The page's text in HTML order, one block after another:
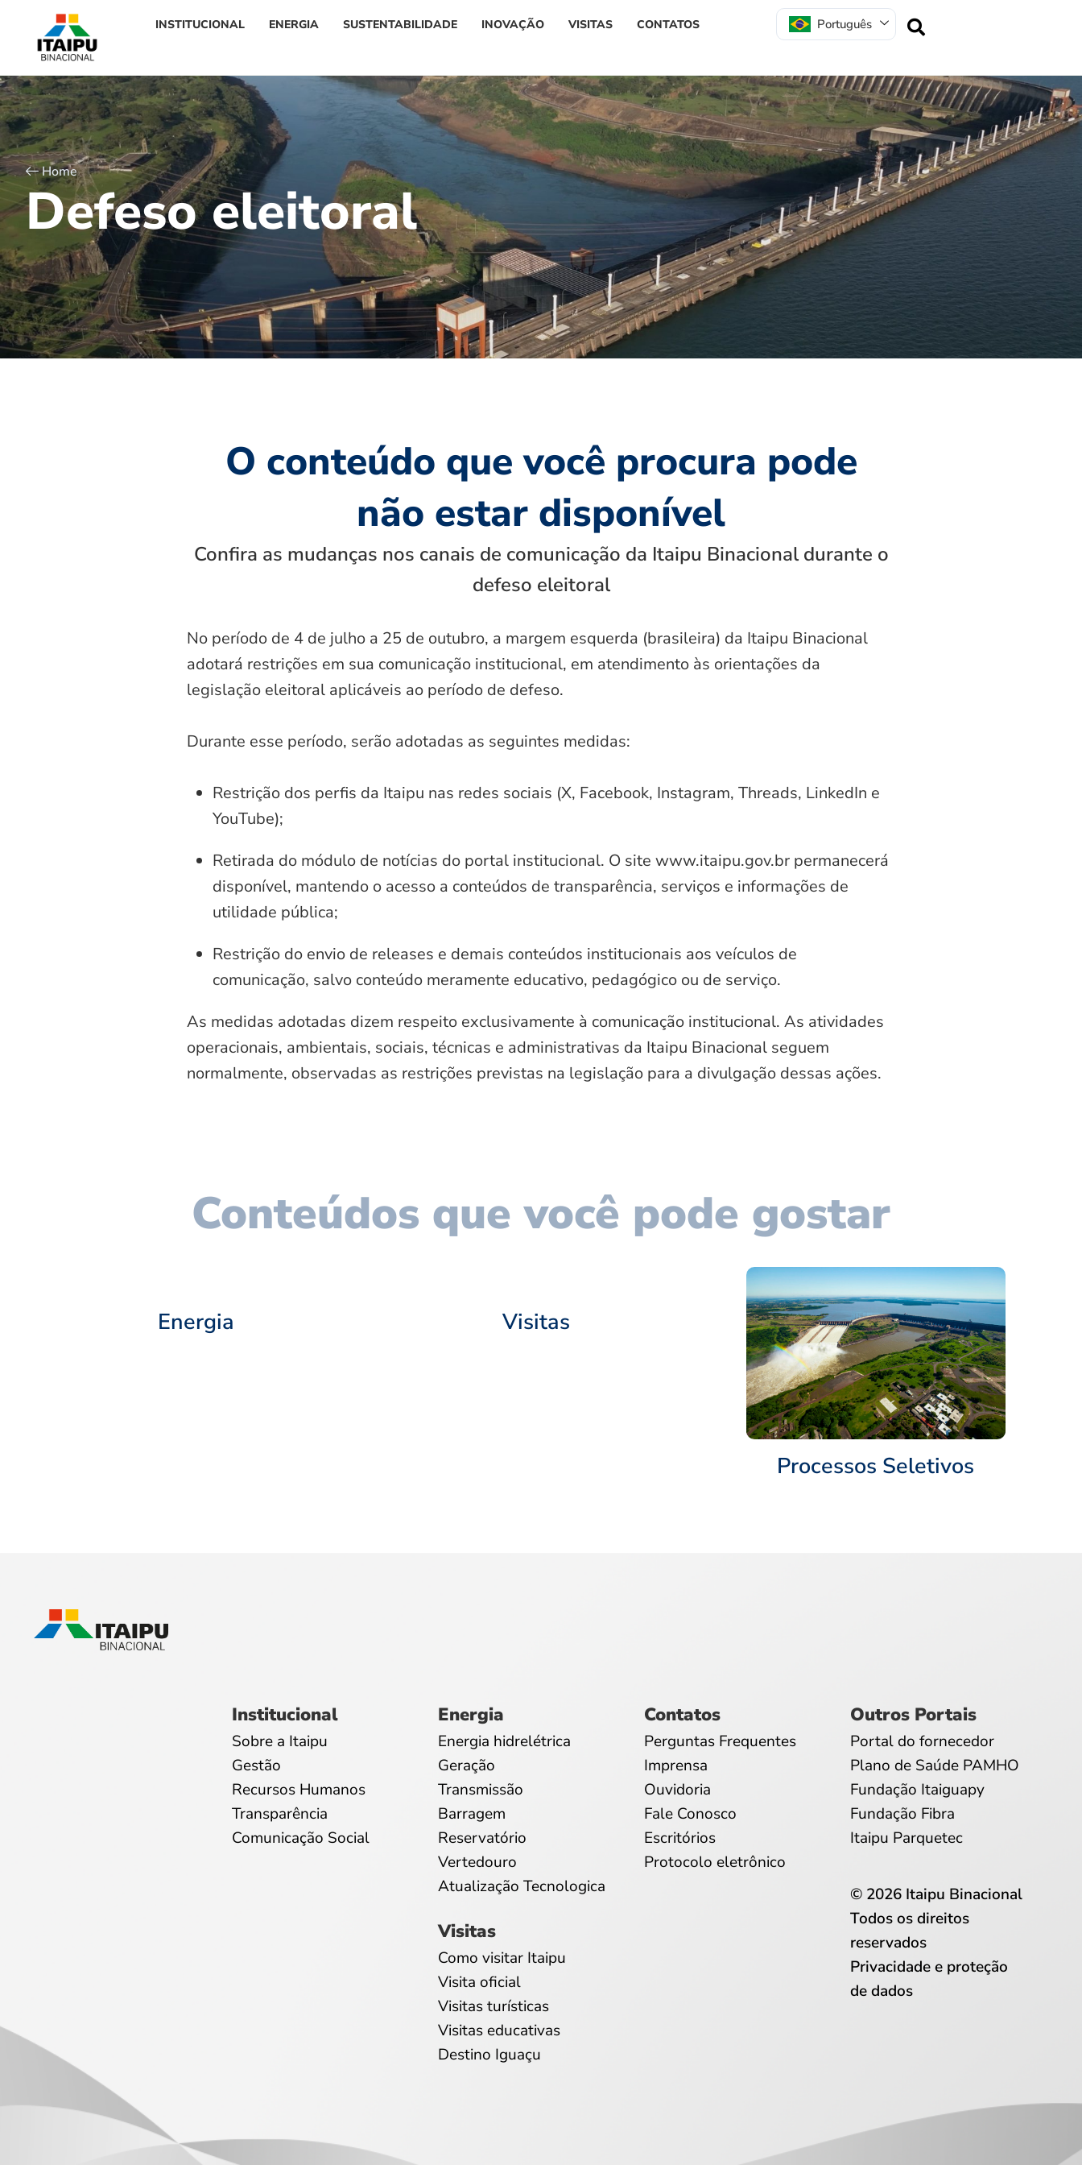
INSTITUCIONAL ENERGIA SUSTENTABILIDADE INOVAÇÃO VISITAS CONTATOS Português
Home
Defeso eleitoral
O conteúdo que você procura pode
não estar disponível
Confira as mudanças nos canais de comunicação da Itaipu Binacional durante o
defeso eleitoral
No período de 4 de julho a 25 de outubro, a margem esquerda (brasileira) da Itaipu Binacional
adotará restrições em sua comunicação institucional, em atendimento às orientações da
legislação eleitoral aplicáveis ao período de defeso.
Durante esse período, serão adotadas as seguintes medidas:
Restrição dos perfis da Itaipu nas redes sociais (X, Facebook, Instagram, Threads, LinkedIn e
YouTube);
Retirada do módulo de notícias do portal institucional. O site www.itaipu.gov.br permanecerá
disponível, mantendo o acesso a conteúdos de transparência, serviços e informações de
utilidade pública;
Restrição do envio de releases e demais conteúdos institucionais aos veículos de
comunicação, salvo conteúdo meramente educativo, pedagógico ou de serviço.
As medidas adotadas dizem respeito exclusivamente à comunicação institucional. As atividades
operacionais, ambientais, sociais, técnicas e administrativas da Itaipu Binacional seguem
normalmente, observadas as restrições previstas na legislação para a divulgação dessas ações.
Conteúdos que você pode gostar
Energia Visitas
Processos Seletivos
Institucional
Sobre a Itaipu
Gestão
Recursos Humanos
Transparência
Comunicação Social
Energia
Energia hidrelétrica
Geração
Transmissão
Barragem
Reservatório
Vertedouro
Atualização Tecnologica
Visitas
Como visitar Itaipu
Visita oficial
Visitas turísticas
Visitas educativas
Destino Iguaçu
Contatos
Perguntas Frequentes
Imprensa
Ouvidoria
Fale Conosco
Escritórios
Protocolo eletrônico
Outros Portais
Portal do fornecedor
Plano de Saúde PAMHO
Fundação Itaiguapy
Fundação Fibra
Itaipu Parquetec
© 2026 Itaipu Binacional
Todos os direitos
reservados
Privacidade e proteção
de dados